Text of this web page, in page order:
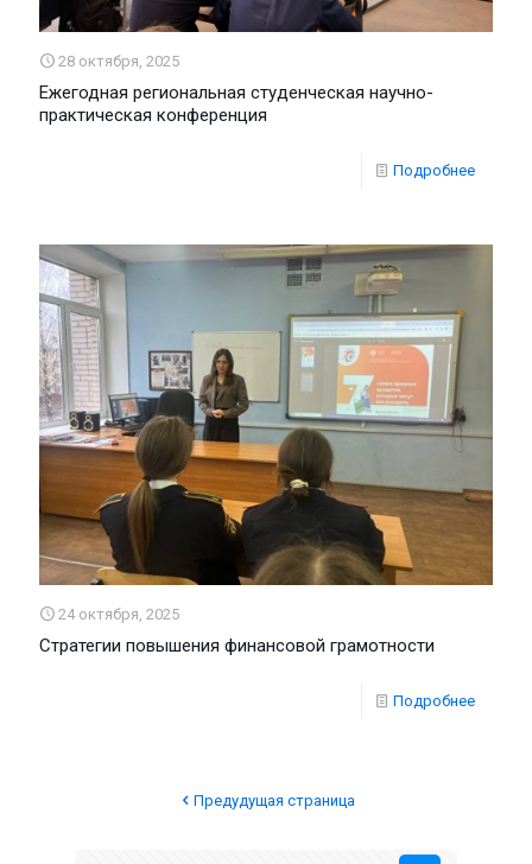
28 октября, 2025
Ежегодная региональная студенческая научно-
практическая конференция
Подробнее
24 октября, 2025
Стратегии повышения финансовой грамотности
Подробнее
Предудущая страница